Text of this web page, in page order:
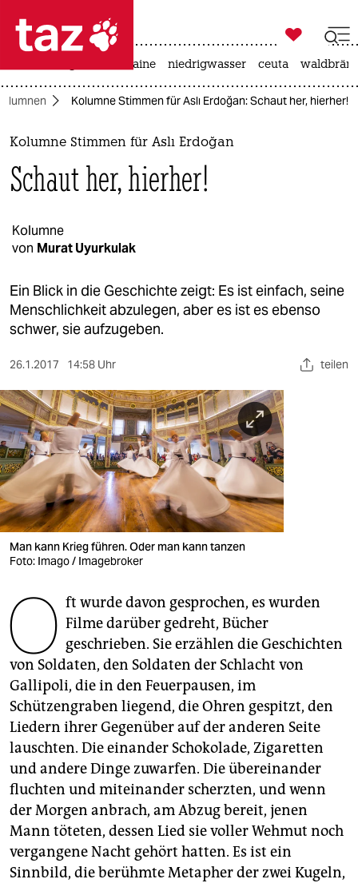
 taz zahl ich
taz zahl ich
themen
politik
gesellschaft
kultur
sport
berlin
nord
wahrheit
verlag
verlag
veranstaltungen
shop
fragen & hilfe
unterstützen
abo
genossenschaft
epaper login

taz zahl ich
krieg in der ukraine niedrigwasser ceuta
Kolumne Stimmen für Aslı Erdoğan: Schaut her, hierher!
Kolumne Stimmen für Aslı Erdoğan
Schaut her, hierher!
Kolumne
von Murat Uyurkulak
Ein Blick in die Geschichte zeigt: Es ist einfach, seine
Menschlichkeit abzulegen, aber es ist es ebenso
schwer, sie aufzugeben.
26.1.2017 14:58 Uhr teilen
Man kann Krieg führen. Oder man kann tanzen
Foto: Imago / Imagebroker
O ft wurde davon gesprochen, es wurden
Filme darüber gedreht, Bücher
geschrieben. Sie erzählen die Geschichten
von Soldaten, den Soldaten der Schlacht von
Gallipoli, die in den Feuerpausen, im
Schützengraben liegend, die Ohren gespitzt, den
Liedern ihrer Gegenüber auf der anderen Seite
lauschten. Die einander Schokolade, Zigaretten
und andere Dinge zuwarfen. Die übereinander
fluchten und miteinander scherzten, und wenn
der Morgen anbrach, am Abzug bereit, jenen
Mann töteten, dessen Lied sie voller Wehmut noch
vergangene Nacht gehört hatten. Es ist ein
Sinnbild, die berühmte Metapher der zwei Kugeln,